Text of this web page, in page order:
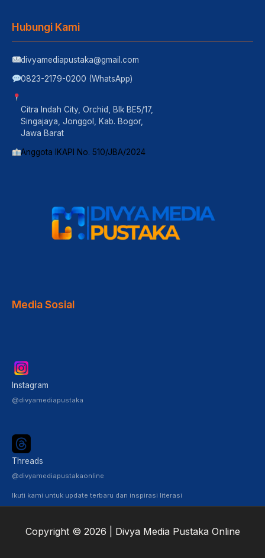
Hubungi Kami
divyamediapustaka@gmail.com
0823-2179-0200 (WhatsApp)
Citra Indah City, Orchid, Blk BE5/17,
Singajaya, Jonggol, Kab. Bogor,
Jawa Barat
Anggota IKAPI No. 510/JBA/2024
Media Sosial
Instagram
@divyamediapustaka
Threads
@divyamediapustakaonline
Ikuti kami untuk update terbaru dan inspirasi literasi
Copyright © 2026 | Divya Media Pustaka Online